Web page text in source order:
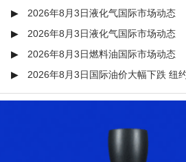
2026年8月3日液化气国际市场动态
2026年8月3日液化气国际市场动态
2026年8月3日燃料油国际市场动态